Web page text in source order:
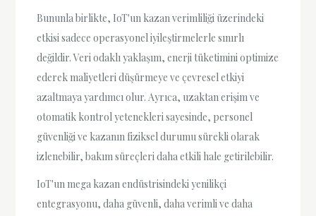
Bununla birlikte, IoT'un kazan verimliliği üzerindeki
etkisi sadece operasyonel iyileştirmelerle sınırlı
değildir. Veri odaklı yaklaşım, enerji tüketimini optimize
ederek maliyetleri düşürmeye ve çevresel etkiyi
azaltmaya yardımcı olur. Ayrıca, uzaktan erişim ve
otomatik kontrol yetenekleri sayesinde, personel
güvenliği ve kazanın fiziksel durumu sürekli olarak
izlenebilir, bakım süreçleri daha etkili hale getirilebilir.
IoT'un mega kazan endüstrisindeki yenilikçi
entegrasyonu, daha güvenli, daha verimli ve daha